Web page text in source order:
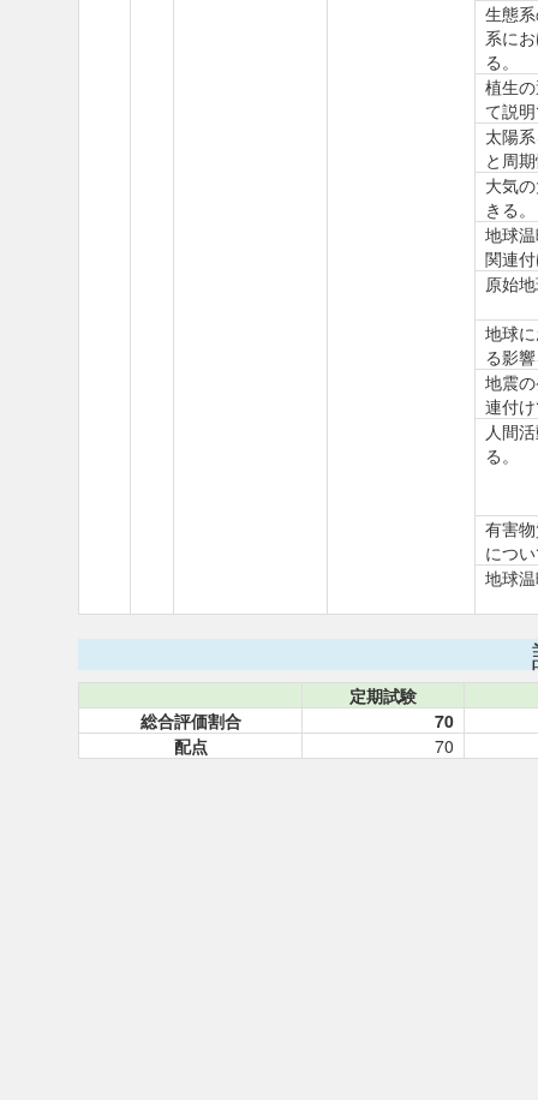
生態
系に
る。
植生
て説
太陽
と周
大気
きる。
地球
関連
原始
地球
る影
地震
連付
人間
る。
有害
につ
地球
定期試験
総合評価割合
70
配点
70